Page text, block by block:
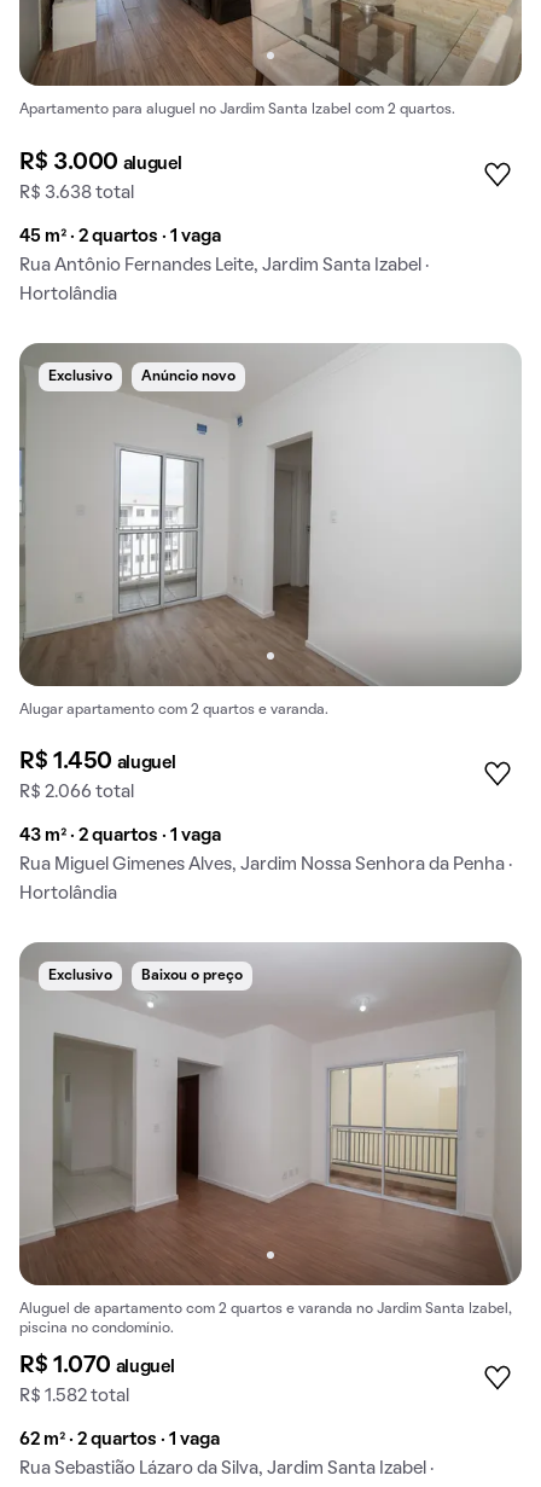
Apartamento para aluguel no Jardim Santa Izabel com 2 quartos.
R$ 3.000 aluguel
R$ 3.638 total
45 m² · 2 quartos · 1 vaga
Rua Antônio Fernandes Leite, Jardim Santa Izabel ·
Hortolândia
Exclusivo Anúncio novo
Alugar apartamento com 2 quartos e varanda.
R$ 1.450 aluguel
R$ 2.066 total
43 m² · 2 quartos · 1 vaga
Rua Miguel Gimenes Alves, Jardim Nossa Senhora da Penha ·
Hortolândia
Exclusivo Baixou o preço
Aluguel de apartamento com 2 quartos e varanda no Jardim Santa Izabel,
piscina no condomínio.
R$ 1.070 aluguel
R$ 1.582 total
62 m² · 2 quartos · 1 vaga
Rua Sebastião Lázaro da Silva, Jardim Santa Izabel ·